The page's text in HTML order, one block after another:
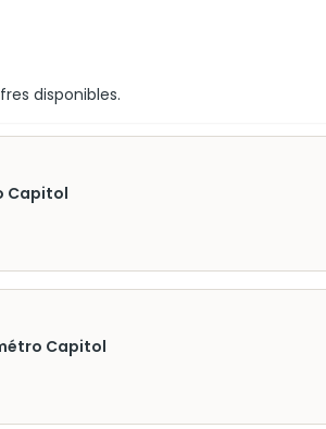
disponibles.
Capitol
Capitol